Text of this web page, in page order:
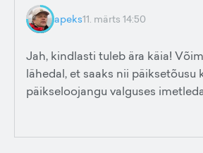
apeks11. märts 14:50
Jah, kindlasti tuleb ära käia!
lähedal, et saaks nii päiksetõusu
päikseloojangu valguses